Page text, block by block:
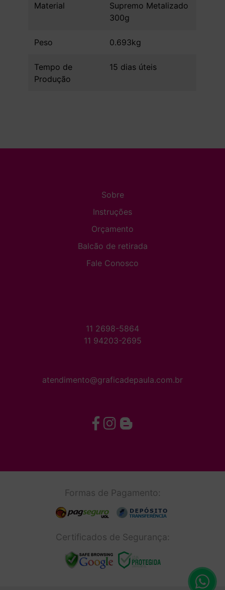
Material
Supremo Metalizado
300g
Peso 0.693kg
Tempo de
Produção
15 dias úteis
Sobre
Instruções
Orçamento
Balcão de retirada
Fale Conosco
11 2698-5864
11 94203-2695
atendimento@graficadepaula.com.br
Formas de Pagamento:
Certificados de Segurança: